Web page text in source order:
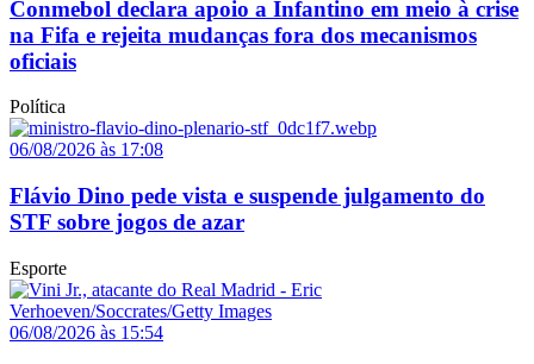
Conmebol declara apoio a Infantino em meio à crise
na Fifa e rejeita mudanças fora dos mecanismos
oficiais
Política
06/08/2026 às 17:08
Flávio Dino pede vista e suspende julgamento do
STF sobre jogos de azar
Esporte
06/08/2026 às 15:54